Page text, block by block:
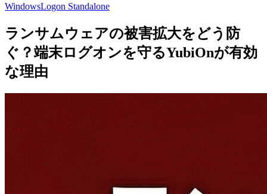
WindowsLogon Standalone
ランサムウェアの被害拡大をどう防
ぐ？端末ログオンを守るYubiOnが有効
な理由